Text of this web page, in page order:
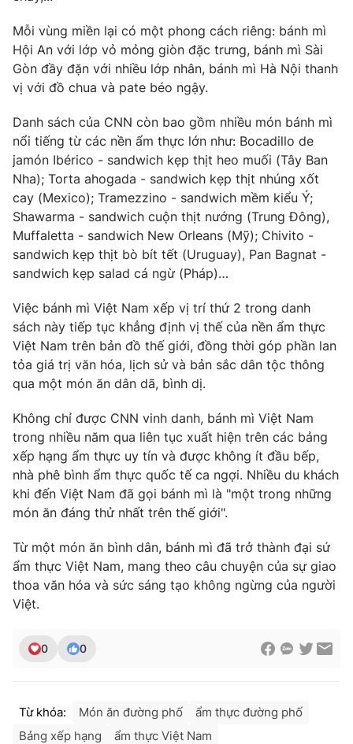
Ðiện thoại Thời báo VTV:
Email:toasoan@vtv.vn
Liên hệ quảng cáo:024-7300.7108
® Cấm sao chép dưới mọi hình thức nếu không có sự chấp
thông tin từ website này.
Mỗi vùng miền lại có một phong cách riêng: bánh mì
Hội An với lớp vỏ mỏng giòn đặc trưng, bánh mì Sài
Gòn đầy đặn với nhiều lớp nhân, bánh mì Hà Nội thanh
vị với đồ chua và pate béo ngậy.
Danh sách của CNN còn bao gồm nhiều món bánh mì
nổi tiếng từ các nền ẩm thực lớn như: Bocadillo de
jamón Ibérico - sandwich kẹp thịt heo muối (Tây Ban
Nha); Torta ahogada - sandwich kẹp thịt nhúng xốt
cay (Mexico); Tramezzino - sandwich mềm kiểu Ý;
Shawarma - sandwich cuộn thịt nướng (Trung Đông),
Muffaletta - sandwich New Orleans (Mỹ); Chivito -
sandwich kẹp thịt bò bít tết (Uruguay), Pan Bagnat -
sandwich kẹp salad cá ngừ (Pháp)…
Việc bánh mì Việt Nam xếp vị trí thứ 2 trong danh
sách này tiếp tục khẳng định vị thế của nền ẩm thực
Việt Nam trên bản đồ thế giới, đồng thời góp phần lan
tỏa giá trị văn hóa, lịch sử và bản sắc dân tộc thông
qua một món ăn dân dã, bình dị.
Không chỉ được CNN vinh danh, bánh mì Việt Nam
trong nhiều năm qua liên tục xuất hiện trên các bảng
xếp hạng ẩm thực uy tín và được không ít đầu bếp,
nhà phê bình ẩm thực quốc tế ca ngợi. Nhiều du khách
khi đến Việt Nam đã gọi bánh mì là "một trong những
món ăn đáng thử nhất trên thế giới".
Từ một món ăn bình dân, bánh mì đã trở thành đại sứ
ẩm thực Việt Nam, mang theo câu chuyện của sự giao
thoa văn hóa và sức sáng tạo không ngừng của người
Việt.
0 0
Từ khóa: Món ăn đường phố
ẩm thực đường phố
Bảng xếp hạng
ẩm thực Việt Nam